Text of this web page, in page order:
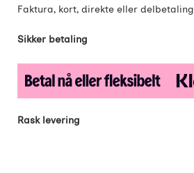
Faktura, kort, direkte eller delbetaling
Sikker betaling
Rask levering